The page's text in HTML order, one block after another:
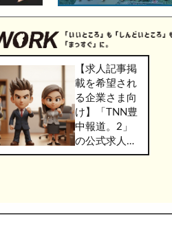
【求人記事掲
載を希望され
る企業さま向
け】「TNN豊
中報道。2」
の公式求人情
報サービス
して